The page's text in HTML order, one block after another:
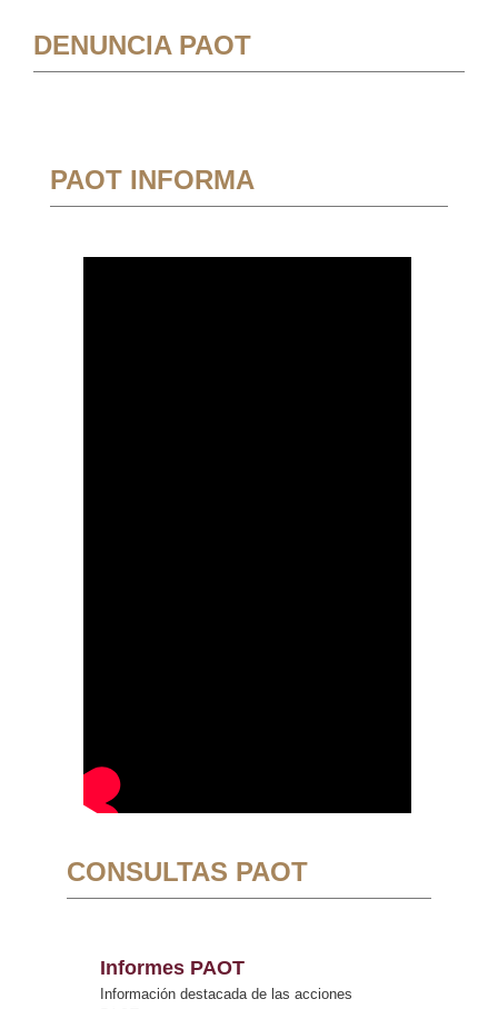
DENUNCIA PAOT
PAOT INFORMA
CONSULTAS PAOT
Informes PAOT
Información destacada de las acciones